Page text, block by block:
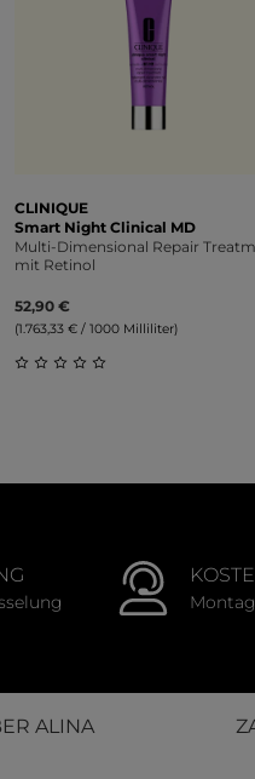
CLINIQUE
Smart Night Clinical MD
Multi-Dimensional Repair
mit Retinol
52,90 €
(1.763,33 € / 1000 Milliliter)
ALINA